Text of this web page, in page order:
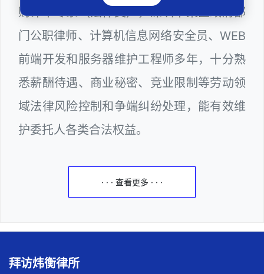
购评审专家（法律类），深圳市某区政府部
门公职律师、计算机信息网络安全员、WEB
前端开发和服务器维护工程师多年，十分熟
悉薪酬待遇、商业秘密、竞业限制等劳动领
域法律风险控制和争端纠纷处理，能有效维
护委托人各类合法权益。
· · · 查看更多 · · ·
拜访炜衡律所